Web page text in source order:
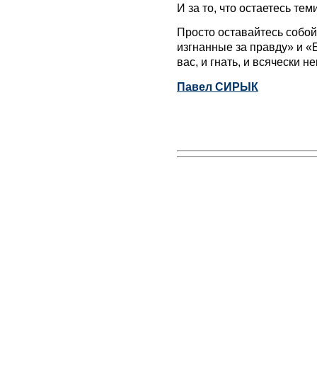
И за то, что остаетесь
Просто оставайтесь
изгнанные за правду» и
вас, и гнать, и всячески
Павел СИРЫК